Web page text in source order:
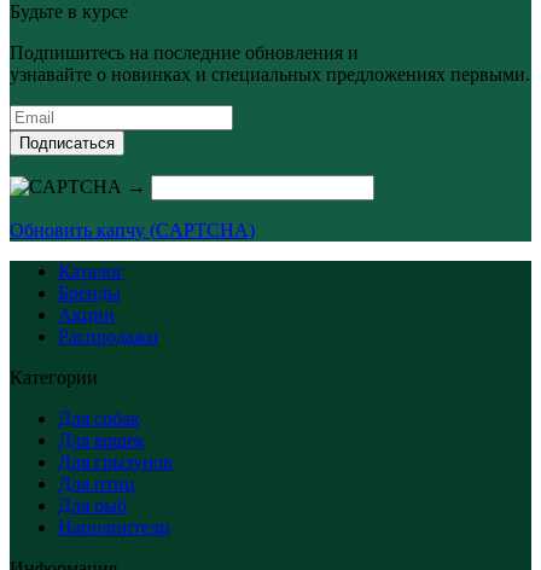
Будьте в курсе
Подпишитесь на последние обновления и
узнавайте о новинках и специальных предложениях первыми.
Подписаться
→
Обновить капчу (CAPTCHA)
Каталог
Бренды
Акции
Распродажи
Категории
Для собак
Для кошек
Для грызунов
Для птиц
Для рыб
Наполнители